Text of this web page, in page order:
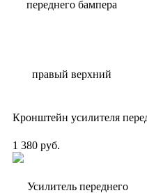
Кронштейн усилителя
1 380 руб.